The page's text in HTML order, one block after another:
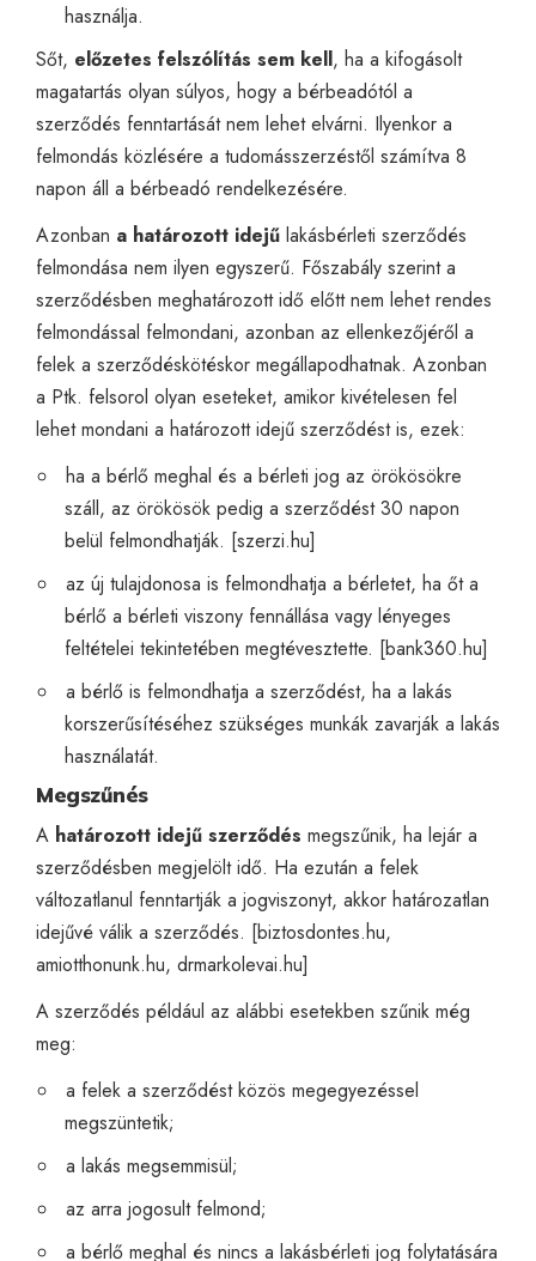
használja.
Sőt, előzetes felszólítás sem kell, ha a kifogásolt
magatartás olyan súlyos, hogy a bérbeadótól a
szerződés fenntartását nem lehet elvárni. Ilyenkor a
felmondás közlésére a tudomásszerzéstől számítva 8
napon áll a bérbeadó rendelkezésére.
Azonban a határozott idejű lakásbérleti szerződés
felmondása nem ilyen egyszerű. Főszabály szerint a
szerződésben meghatározott idő előtt nem lehet rendes
felmondással felmondani, azonban az ellenkezőjéről a
felek a szerződéskötéskor megállapodhatnak. Azonban
a Ptk. felsorol olyan eseteket, amikor kivételesen fel
lehet mondani a határozott idejű szerződést is, ezek:
ha a bérlő meghal és a bérleti jog az örökösökre
száll, az örökösök pedig a szerződést 30 napon
belül felmondhatják. [szerzi.hu]
az új tulajdonosa is felmondhatja a bérletet, ha őt a
bérlő a bérleti viszony fennállása vagy lényeges
feltételei tekintetében megtévesztette. [bank360.hu]
a bérlő is felmondhatja a szerződést, ha a lakás
korszerűsítéséhez szükséges munkák zavarják a lakás
használatát.
Megszűnés
A határozott idejű szerződés megszűnik, ha lejár a
szerződésben megjelölt idő. Ha ezután a felek
változatlanul fenntartják a jogviszonyt, akkor határozatlan
idejűvé válik a szerződés. [biztosdontes.hu,
amiotthonunk.hu, drmarkolevai.hu]
A szerződés például az alábbi esetekben szűnik még
meg:
a felek a szerződést közös megegyezéssel
megszüntetik;
a lakás megsemmisül;
az arra jogosult felmond;
a bérlő meghal és nincs a lakásbérleti jog folytatására